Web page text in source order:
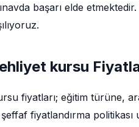
başarı elde
kursu
fiyatları; eğitim türüne,
fiyatlandırma politikası